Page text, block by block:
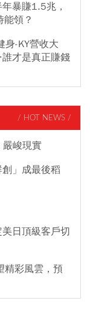
暴賺1.5兆，
領？
身-KY營收大
才是真正賺錢
/ HOT NEWS /
峻現實
」成最後稻
日頂級客戶切
精彩風雲，預